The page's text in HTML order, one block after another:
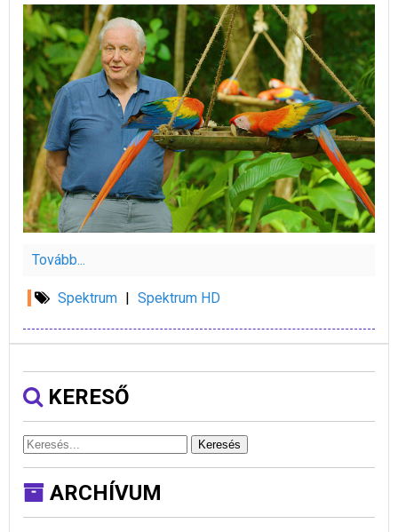
Tovább...
Spektrum | Spektrum HD
KERESŐ
Keresés
ARCHÍVUM